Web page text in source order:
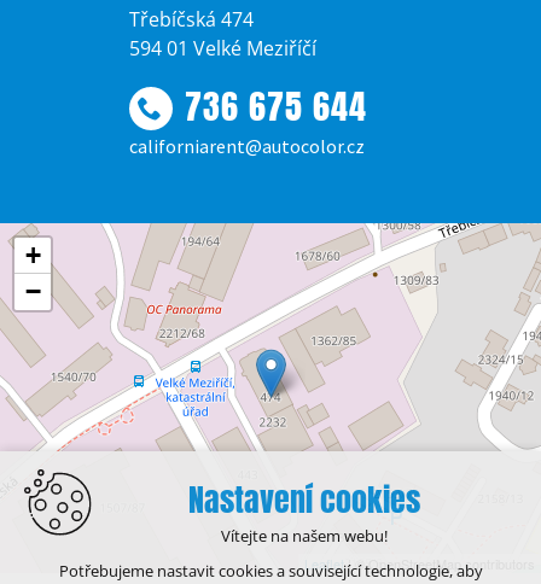
Třebíčská 474
594 01 Velké Meziříčí
736 675 644
californiarent@autocolor.cz
+
−
Leaflet | © OpenStreetMap contributors
Nastavení cookies
Vítejte na našem webu!
Potřebujeme nastavit cookies a související technologie, aby